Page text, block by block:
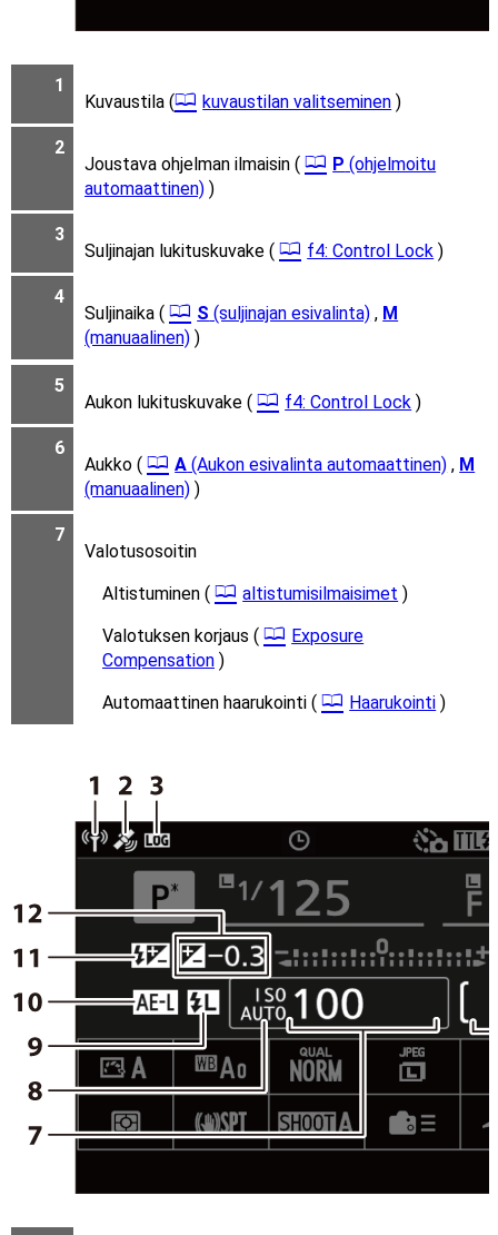
1
Kuvaustila ( kuvaustilan valitseminen )
2
Joustava ohjelman ilmaisin ( P (ohjelmoitu
automaattinen) )
3
Suljinajan lukituskuvake ( f4: Control Lock )
4
Suljinaika ( S (suljinajan esivalinta) , M
(manuaalinen) )
5
Aukon lukituskuvake ( f4: Control Lock )
6
Aukko ( A (Aukon esivalinta automaattinen) , M
(manuaalinen) )
7
Valotusosoitin
Altistuminen (
altistumisilmaisimet )
Valotuksen korjaus (
Exposure
Compensation )
Automaattinen haarukointi (
Haarukointi )